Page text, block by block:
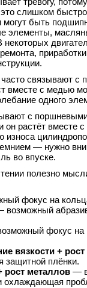
слишком
могут быть
элементы,
некоторых
часто связывают с
вместе с медью
одного
с
он растёт вместе
износа
— нужно
во впуске.
полезно
фокус на
возможный
фокус на
вязкости +
защитной плёнки.
рост металлов —
охлаждающая